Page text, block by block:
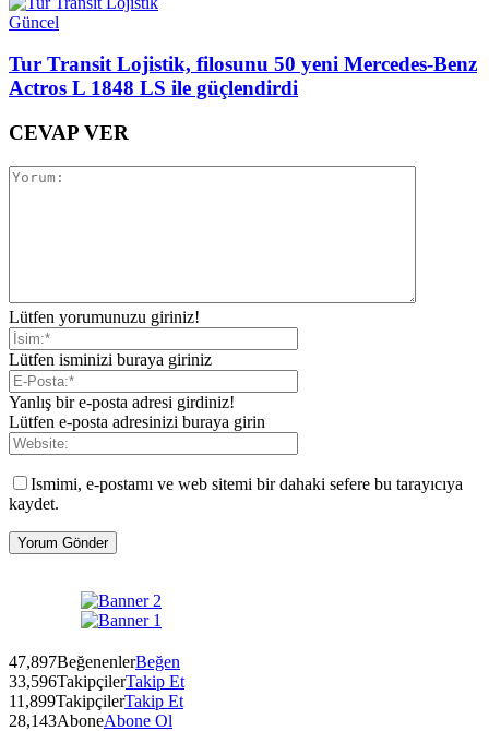
Güncel
Tur Transit Lojistik, filosunu 50 yeni Mercedes-Benz
Actros L 1848 LS ile güçlendirdi
CEVAP VER
Lütfen yorumunuzu giriniz!
Lütfen isminizi buraya giriniz
Yanlış bir e-posta adresi girdiniz!
Lütfen e-posta adresinizi buraya girin
Ismimi, e-postamı ve web sitemi bir dahaki sefere bu tarayıcıya
kaydet.
47,897BeğenenlerBeğen
33,596TakipçilerTakip Et
11,899TakipçilerTakip Et
28,143AboneAbone Ol